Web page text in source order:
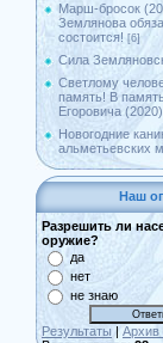
Марш-бросок
Землянова
состоится! [6]
Сила
Светлому
память! В
Егоровича (2020)
Новогодние
альметьевских
Наш
Разрешить ли
оружие?
да
нет
не знаю
Результаты | Архив